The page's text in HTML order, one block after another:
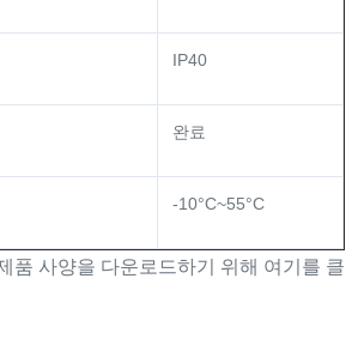
IP40
완료
-10°C~55°C
품 사양을 다운로드하기 위해 여기를 클